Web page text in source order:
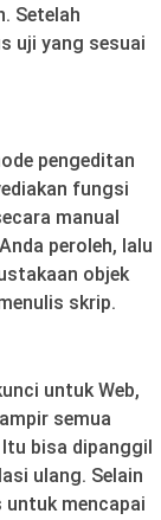
Setelah
uji yang sesuai
pengeditan
fungsi
manual
peroleh, lalu
objek
skrip.
untuk Web,
semua
bisa dipanggil
ulang. Selain
mencapai